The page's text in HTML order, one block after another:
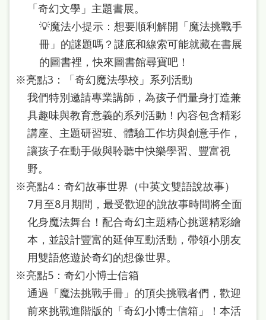
讀
常
語
「奇幻文學」主題書展。
💡魔法小提示：想要順利解開「魔法挑戰手
冊」的謎題嗎？謎底和線索可能就藏在書展
的圖書裡，快來圖書館尋寶吧！
※亮點3：「奇幻魔法學校」系列活動
我們特別邀請專業講師，為孩子們量身打造兼
具趣味與教育意義的系列活動！內容包含精彩
講座、主題研習班、體驗工作坊與創意手作，
讓孩子在動手做與聆聽中快樂學習、豐富視
野。
※亮點4：奇幻故事世界（中英文雙語說故事）
7月至8月期間，最受歡迎的說故事時間將全面
化身魔法舞台！配合奇幻主題精心挑選精彩繪
本，並設計豐富的延伸互動活動，帶領小朋友
用雙語悠遊於奇幻的想像世界。
※亮點5：奇幻小博士信箱
通過「魔法挑戰手冊」的頂尖挑戰者們，歡迎
前來挑戰進階版的「奇幻小博士信箱」！本活